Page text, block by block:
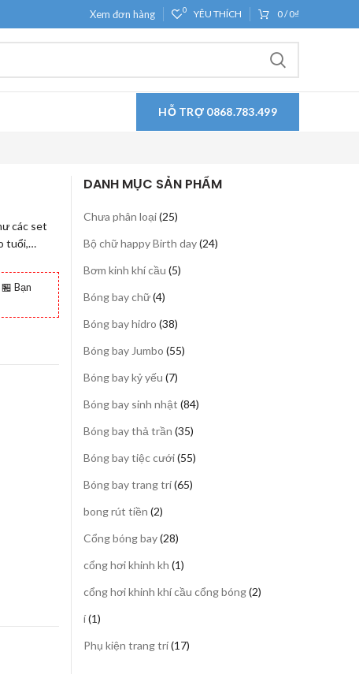
Xem đơn hàng 0 YÊU THÍCH 0/ 0₫
HỖ TRỢ 0868.783.499
các set
tuổi,…
🏪 Bạn
DANH MỤC SẢN PHẨM
Chưa phân loại 2525
phẩm
Bộ chữ happy Birth day 2424
Bơm kinh khí cầu 55
Bóng bay chữ 44
phẩm
Bóng bay hidro 3838
phẩm
Bóng bay Jumbo 5555
Bóng bay kỷ yếu 77
phẩm
Bóng bay sinh nhật 8484
Bóng bay thả trần 3535
phẩm
Bóng bay tiệc cưới 5555
phẩm
Bóng bay trang trí 6565
bong rút tiền 22
phẩm
Cổng bóng bay 2828
phẩm
cổng hơi khinh kh 11
phẩm
cổng hơi khinh khí cầu cổng bóng 22
í 11
phẩm
Phụ kiện trang trí 1717